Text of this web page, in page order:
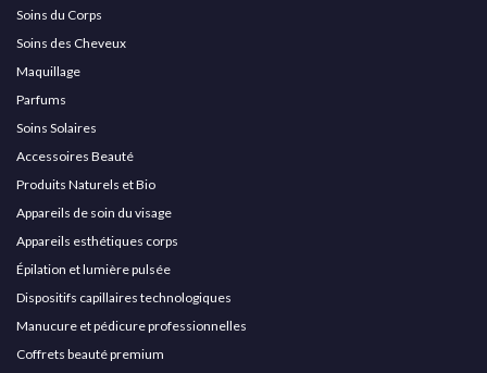
Soins du Corps
Soins des Cheveux
Maquillage
Parfums
Soins Solaires
Accessoires Beauté
Produits Naturels et Bio
Appareils de soin du visage
Appareils esthétiques corps
Épilation et lumière pulsée
Dispositifs capillaires technologiques
Manucure et pédicure professionnelles
Coffrets beauté premium